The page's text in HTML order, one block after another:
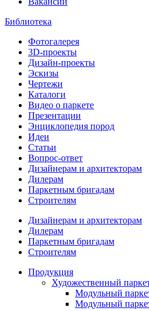
Библиотека
Фотогалерея
3D-проекты
Дизайн-проекты
Эскизы
Чертежи
Каталоги
Видео о паркете
Презентации
Энциклопедия пород
Идеи
Статьи
Вопрос-ответ
Дизайнерам и архитекторам
Дилерам
Паркетным бригадам
Строителям
Дизайнерам и архитекторам
Дилерам
Паркетным бригадам
Строителям
Продукция
Художественный
Модульный
Модульный